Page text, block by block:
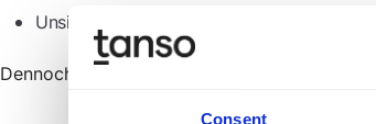
Consent
Unsicherheiten bei der langfristigen
Dennoch spielt CCS eine zentrale Rolle in